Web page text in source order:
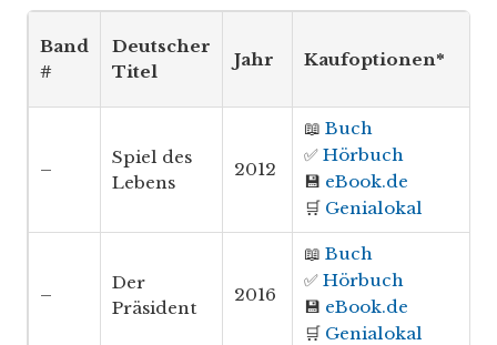
Band
#
Deutscher
Titel
Jahr Kaufoptionen*
–
Spiel des
Lebens
2012
📖 Buch
✅ Hörbuch
💾 eBook.de
🛒 Genialokal
–
Der
Präsident
2016
📖 Buch
✅ Hörbuch
💾 eBook.de
🛒 Genialokal